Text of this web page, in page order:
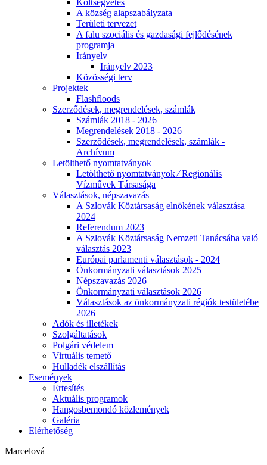
Költségvetés
A község alapszabályzata
Területi tervezet
A falu szociális és gazdasági fejlődésének
programja
Irányelv
Irányelv 2023
Közösségi terv
Projektek
Flashfloods
Szerződések, megrendelések, számlák
Számlák 2018 - 2026
Megrendelések 2018 - 2026
Szerződések, megrendelések, számlák -
Archívum
Letölthető nyomtatványok
Letölthető nyomtatványok ⁄ Regionális
Vízművek Társasága
Választások, népszavazás
A Szlovák Köztársaság elnökének választása
2024
Referendum 2023
A Szlovák Köztársaság Nemzeti Tanácsába való
választás 2023
Európai parlamenti választások - 2024
Önkormányzati választások 2025
Népszavazás 2026
Önkormányzati választások 2026
Választások az önkormányzati régiók testületébe
2026
Adók és illetékek
Szolgáltatások
Polgári védelem
Virtuális temető
Hulladék elszállítás
Események
Értesítés
Aktuális programok
Hangosbemondó közlemények
Galéria
Elérhetőség
Marcelová